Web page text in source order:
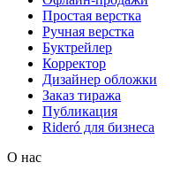
Простая верстка
Ручная верстка
Буктрейлер
Корректор
Дизайнер обложки
Заказ тиража
Публикация
Rideró для бизнеса
О нас